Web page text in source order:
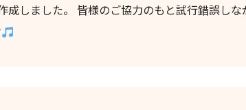
成しました。 皆様のご協力のもと試行錯誤し